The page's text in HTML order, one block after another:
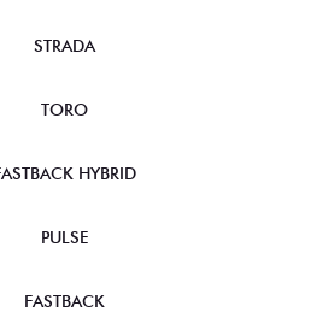
STRADA
TORO
HYBRID
PULSE
FASTBACK